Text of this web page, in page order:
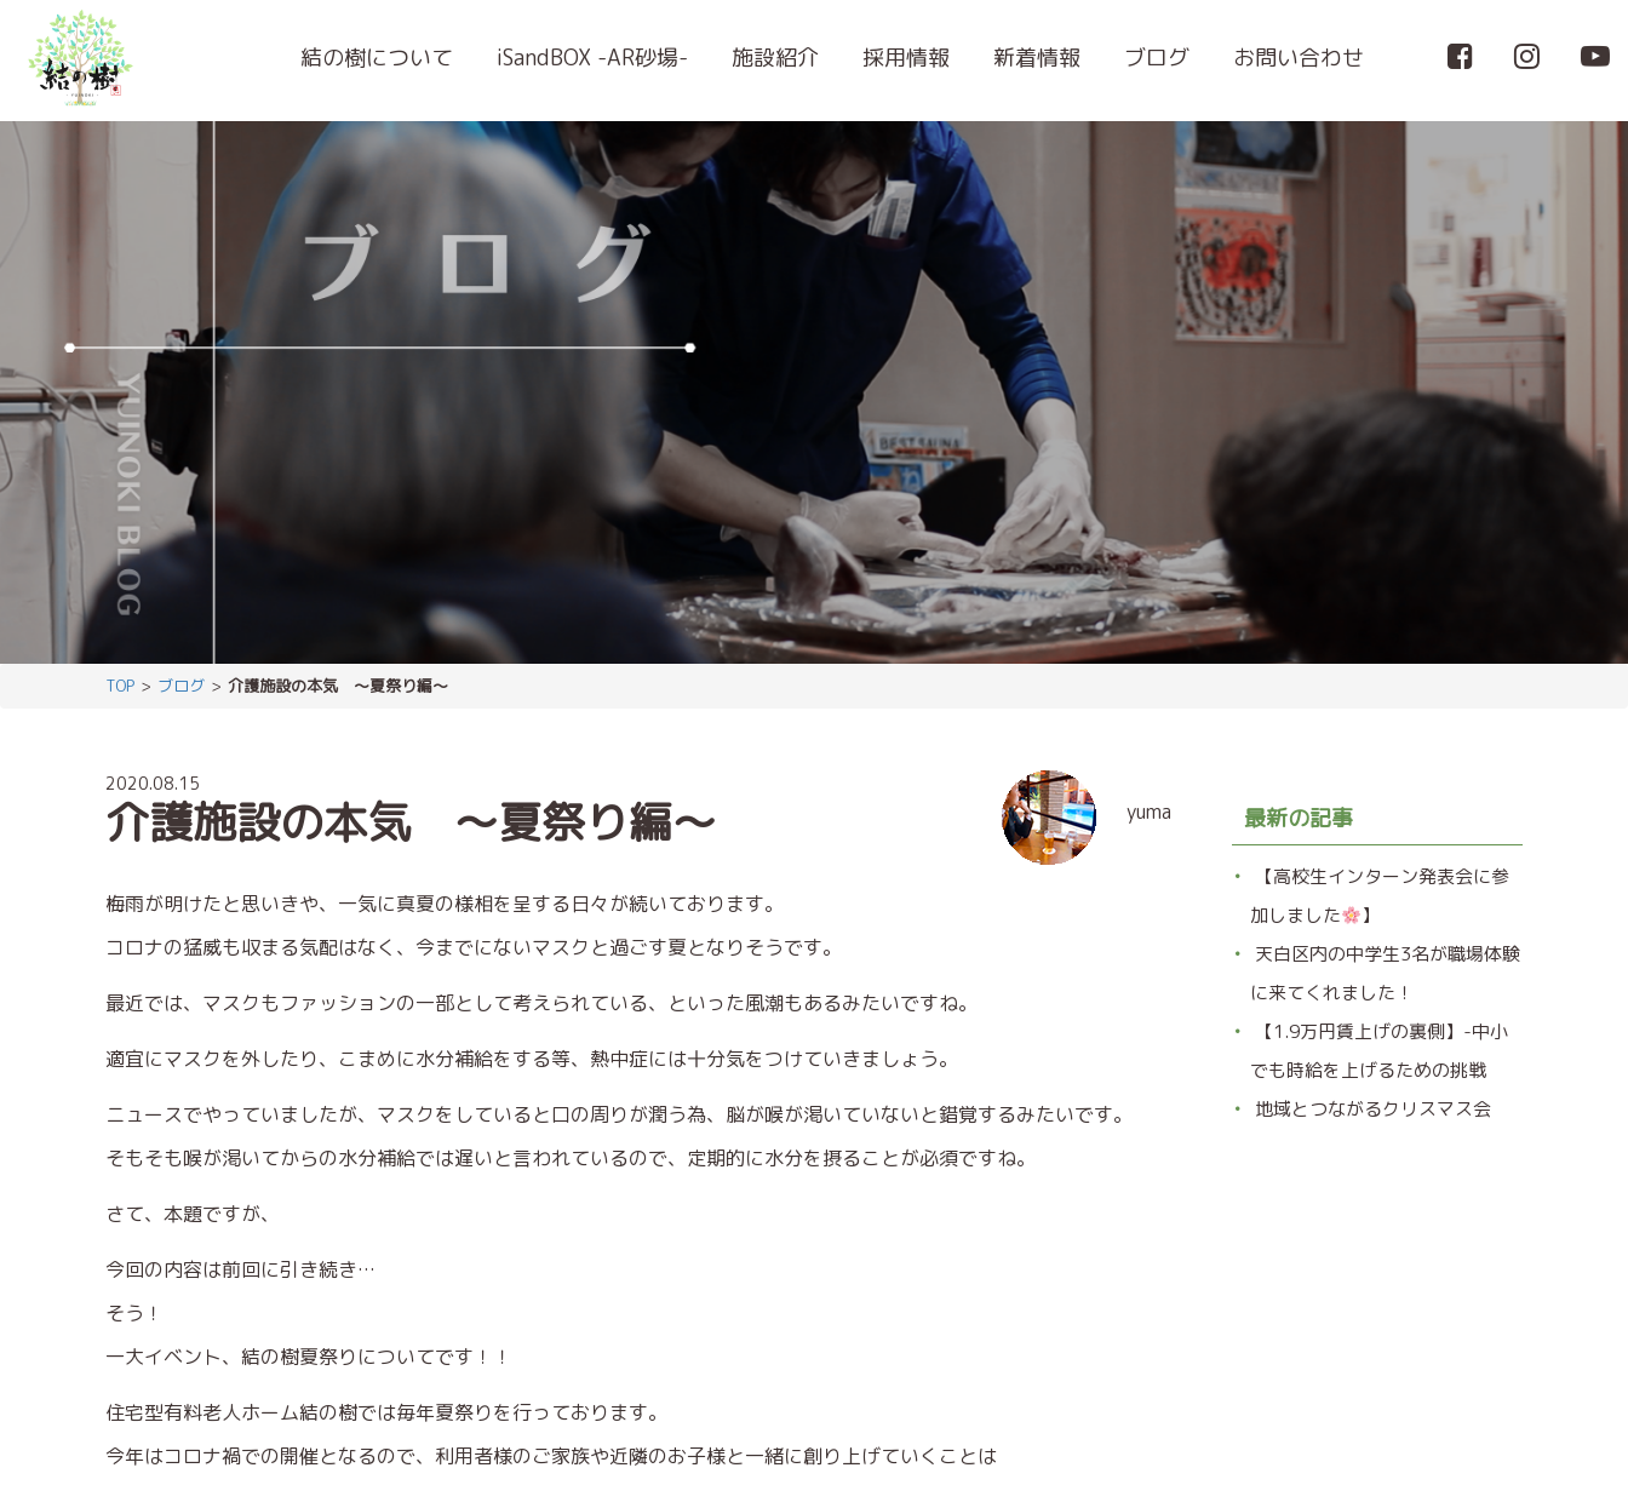
結の樹について iSandBOX -AR砂場- 施設紹介 採用情報 新着情報 ブログ お問い合わせ
TOP ブログ 介護施設の本気 〜夏祭り編〜
2020.08.15
介護施設の本気 〜夏祭り編〜 yuma
梅雨が明けたと思いきや、一気に真夏の様相を呈する日々が続いております。
コロナの猛威も収まる気配はなく、今までにないマスクと過ごす夏となりそうです。
最近では、マスクもファッションの一部として考えられている、といった風潮もあるみたいですね。
適宜にマスクを外したり、こまめに水分補給をする等、熱中症には十分気をつけていきましょう。
ニュースでやっていましたが、マスクをしていると口の周りが潤う為、脳が喉が渇いていないと錯覚するみたいです。
そもそも喉が渇いてからの水分補給では遅いと言われているので、定期的に水分を摂ることが必須ですね。
さて、本題ですが、
今回の内容は前回に引き続き…
そう！
一大イベント、結の樹夏祭りについてです！！
住宅型有料老人ホーム結の樹では毎年夏祭りを行っております。
今年はコロナ禍での開催となるので、利用者様のご家族や近隣のお子様と一緒に創り上げていくことは
最新の記事
【高校生インターン発表会に参
加しました
】
天白区内の中学生3名が職場体験
に来てくれました！
【1.9万円賃上げの裏側】-中小
でも時給を上げるための挑戦
地域とつながるクリスマス会